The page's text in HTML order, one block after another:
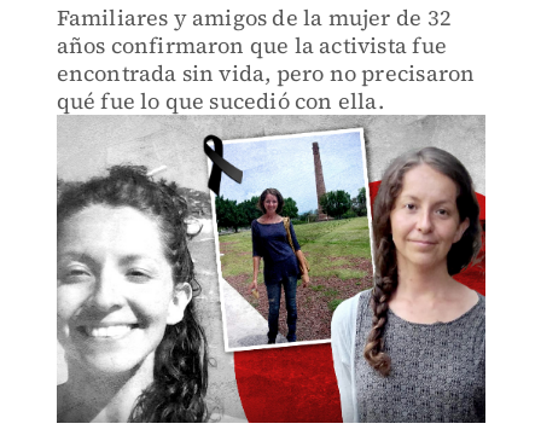
Familiares y amigos de la mujer de 32
años confirmaron que la activista fue
encontrada sin vida, pero no precisaron
qué fue lo que sucedió con ella.